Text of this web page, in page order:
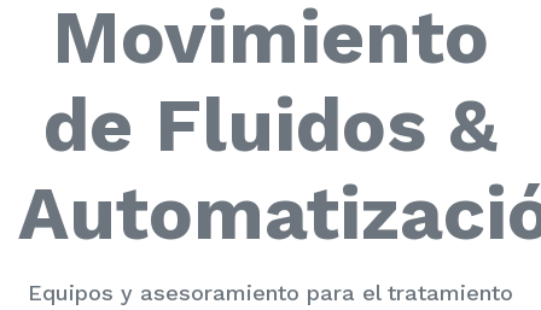
Movimiento
de Fluidos &
Equipos y asesoramiento para el tratamiento